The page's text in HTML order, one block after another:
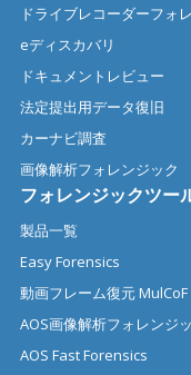
ドライブレコーダーフォ
eディスカバリ
ドキュメントレビュー
法定提出用データ復旧
カーナビ調査
画像解析フォレンジック
フォレンジックツー
製品一覧
Easy Forensics
動画フレーム復元 MulCoF
AOS画像解析フォレンジ
AOS Fast Forensics